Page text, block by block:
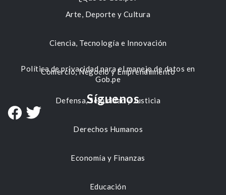
Arte, Deporte y Cultura
Ciencia, Tecnología e Innovación
Comercio, Negocio y Emprendimiento
Defensa, Seguridad y Justicia
Derechos Humanos
Economía y Finanzas
Educación
Política de privacidad para el manejo de datos en
Gob.pe
Síguenos